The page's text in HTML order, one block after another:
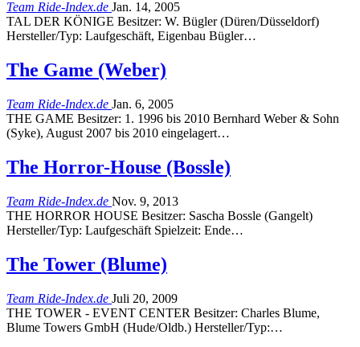
Team Ride-Index.de Jan. 14, 2005
TAL DER KÖNIGE Besitzer: W. Bügler (Düren/Düsseldorf)
Hersteller/Typ: Laufgeschäft, Eigenbau Bügler…
The Game (Weber)
Team Ride-Index.de Jan. 6, 2005
THE GAME Besitzer: 1. 1996 bis 2010 Bernhard Weber & Sohn
(Syke), August 2007 bis 2010 eingelagert…
The Horror-House (Bossle)
Team Ride-Index.de Nov. 9, 2013
THE HORROR HOUSE Besitzer: Sascha Bossle (Gangelt)
Hersteller/Typ: Laufgeschäft Spielzeit: Ende…
The Tower (Blume)
Team Ride-Index.de Juli 20, 2009
THE TOWER - EVENT CENTER Besitzer: Charles Blume,
Blume Towers GmbH (Hude/Oldb.) Hersteller/Typ:…